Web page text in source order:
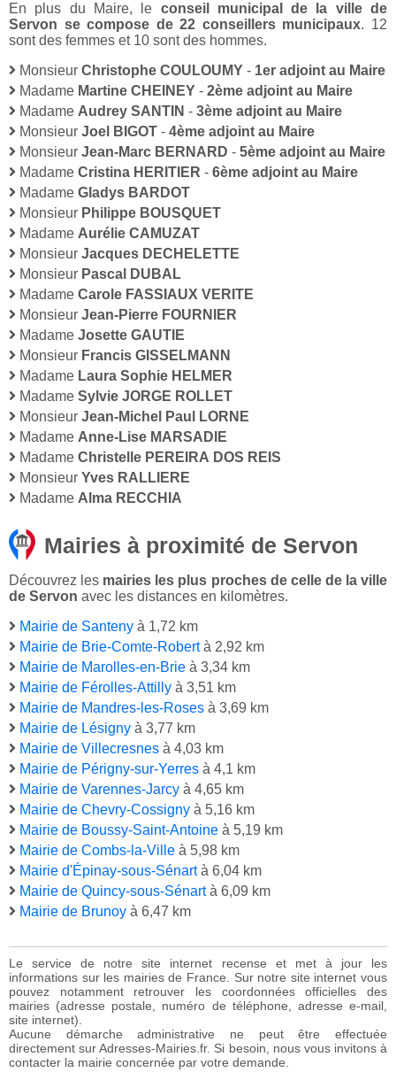
En plus du Maire, le conseil municipal de la ville de
Servon se compose de 22 conseillers municipaux. 12
sont des femmes et 10 sont des hommes.
Monsieur Christophe COULOUMY - 1er adjoint au Maire
Madame Martine CHEINEY - 2ème adjoint au Maire
Madame Audrey SANTIN - 3ème adjoint au Maire
Monsieur Joel BIGOT - 4ème adjoint au Maire
Monsieur Jean-Marc BERNARD - 5ème adjoint au Maire
Madame Cristina HERITIER - 6ème adjoint au Maire
Madame Gladys BARDOT
Monsieur Philippe BOUSQUET
Madame Aurélie CAMUZAT
Monsieur Jacques DECHELETTE
Monsieur Pascal DUBAL
Madame Carole FASSIAUX VERITE
Monsieur Jean-Pierre FOURNIER
Madame Josette GAUTIE
Monsieur Francis GISSELMANN
Madame Laura Sophie HELMER
Madame Sylvie JORGE ROLLET
Monsieur Jean-Michel Paul LORNE
Madame Anne-Lise MARSADIE
Madame Christelle PEREIRA DOS REIS
Monsieur Yves RALLIERE
Madame Alma RECCHIA
Mairies à proximité de Servon
Découvrez les mairies les plus proches de celle de la ville
de Servon avec les distances en kilomètres.
Mairie de Santeny à 1,72 km
Mairie de Brie-Comte-Robertà 2,92 km
Mairie de Marolles-en-Brie à 3,34 km
Mairie de Férolles-Attilly à 3,51 km
Mairie de Mandres-les-Roses à 3,69 km
Mairie de Lésigny à 3,77 km
Mairie de Villecresnes à 4,03 km
Mairie de Périgny-sur-Yerres à 4,1 km
Mairie de Varennes-Jarcy à 4,65 km
Mairie de Chevry-Cossigny à 5,16 km
Mairie de Boussy-Saint-Antoine à 5,19 km
Mairie de Combs-la-Ville à 5,98 km
Mairie d'Épinay-sous-Sénartà 6,04 km
Mairie de Quincy-sous-Sénartà 6,09 km
Mairie de Brunoy à 6,47 km
Le service de notre site internet recense et met à jour les
informations sur les mairies de France. Sur notre site internet vous
pouvez notamment retrouver les coordonnées officielles des
mairies (adresse postale, numéro de téléphone, adresse e-mail,
site internet).
Aucune démarche administrative ne peut être effectuée
directement sur Adresses-Mairies.fr. Si besoin, nous vous invitons à
contacter la mairie concernée par votre demande.